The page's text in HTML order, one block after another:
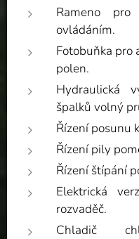
Rameno
ovládáním.
Fotobuňka pro
polen.
Hydraulická
špalků volný
Řízení posunu
Řízení pily
Řízení štípání
Elektrická
rozvaděč.
Chladič